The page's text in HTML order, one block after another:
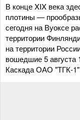
В конце XIX века
плотины —
сегодня на Вуоксе
территории
на территории
вошедшие 5 августа
Каскада ОАО "ТГК-